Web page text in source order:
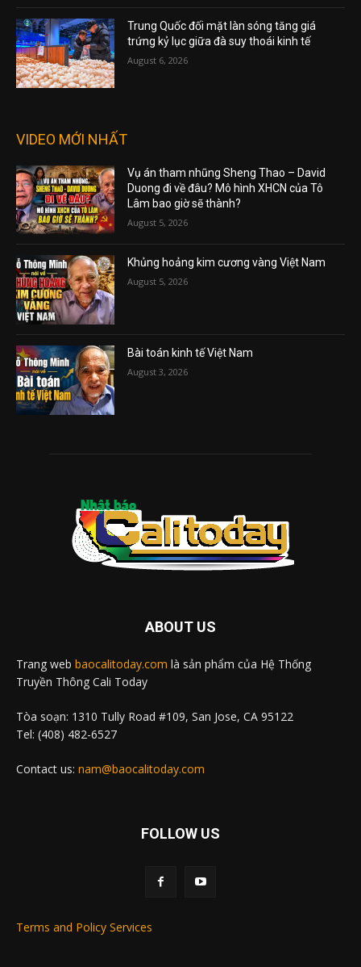
Trung Quốc đối mặt làn sóng tăng giá
trứng kỷ lục giữa đà suy thoái kinh tế
August 6, 2026
VIDEO MỚI NHẤT
Vụ án tham nhũng Sheng Thao – David
Duong đi về đâu? Mô hình XHCN của Tô
Lâm bao giờ sẽ thành?
August 5, 2026
Khủng hoảng kim cương vàng Việt Nam
August 5, 2026
Bài toán kinh tế Việt Nam
August 3, 2026
ABOUT US
Trang web baocalitoday.com là sản phẩm của Hệ Thống
Truyền Thông Cali Today
Tòa soạn: 1310 Tully Road #109, San Jose, CA 95122
Tel: (408) 482-6527
Contact us: nam@baocalitoday.com
FOLLOW US
Terms and Policy Services